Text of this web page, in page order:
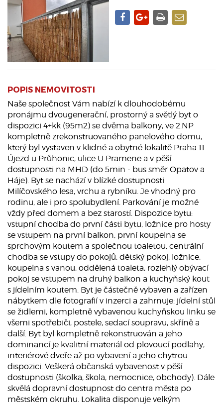
POPIS NEMOVITOSTI
Naše společnost Vám nabízí k dlouhodobému
pronájmu dvougenerační, prostorný a světlý byt o
dispozici 4+kk (95m2) se dvěma balkony, ve 2.NP
kompletně zrekonstruovaného panelového domu,
který byl vystaven v klidné a obytné lokalitě Praha 11
Újezd u Průhonic, ulice U Pramene a v pěší
dostupnosti na MHD (do 5min - bus směr Opatov a
Háje). Byt se nachází v blízké dostupnosti
Milíčovského lesa, vrchu a rybníku. Je vhodný pro
rodinu, ale i pro spolubydlení. Parkování je možné
vždy před domem a bez starostí. Dispozice bytu:
vstupní chodba do první části bytu, ložnice pro hosty
se vstupem na první balkon, první koupelna se
sprchovým koutem a společnou toaletou, centrální
chodba se vstupy do pokojů, dětský pokoj, ložnice,
koupelna s vanou, oddělená toaleta, rozlehlý obývací
pokoj se vstupem na druhý balkon a kuchyňský kout
s jídelním koutem. Byt je částečně vybaven a zařízen
nábytkem dle fotografií v inzerci a zahrnuje: jídelní stůl
se židlemi, kompletně vybavenou kuchyňskou linku se
všemi spotřebiči, postele, sedací soupravu, skříně a
další. Byt byl kompletně rekonstruován a jeho
dominancí je kvalitní materiál od plovoucí podlahy,
interiérové dveře až po vybavení a jeho chytrou
dispozici. Veškerá občanská vybavenost v pěší
dostupnosti (školka, škola, nemocnice, obchody). Dále
skvělá dopravní dostupnost do centra města po
městském okruhu. Lokalita disponuje velkým